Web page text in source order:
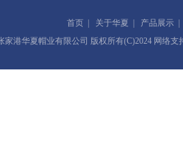
首页 关于华夏 产品展示
家港华夏帽业有限公司 版权所有(C)2024 网络支